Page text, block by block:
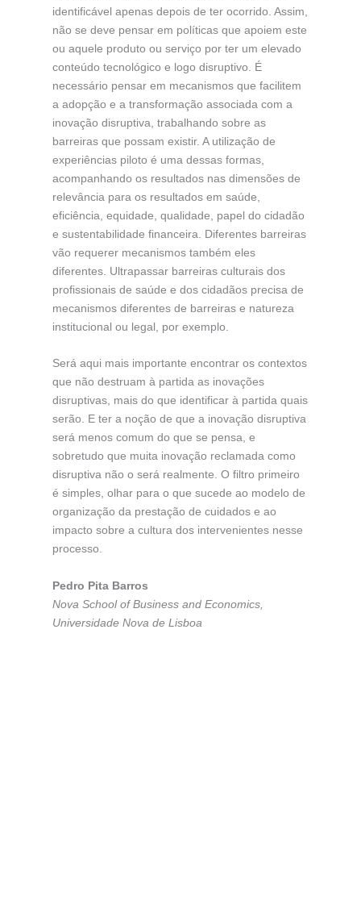
identificável apenas depois de ter ocorrido. Assim,
não se deve pensar em políticas que apoiem este
ou aquele produto ou serviço por ter um elevado
conteúdo tecnológico e logo disruptivo. É
necessário pensar em mecanismos que facilitem
a adopção e a transformação associada com a
inovação disruptiva, trabalhando sobre as
barreiras que possam existir. A utilização de
experiências piloto é uma dessas formas,
acompanhando os resultados nas dimensões de
relevância para os resultados em saúde,
eficiência, equidade, qualidade, papel do cidadão
e sustentabilidade financeira. Diferentes barreiras
vão requerer mecanismos também eles
diferentes. Ultrapassar barreiras culturais dos
profissionais de saúde e dos cidadãos precisa de
mecanismos diferentes de barreiras e natureza
institucional ou legal, por exemplo.
Será aqui mais importante encontrar os contextos
que não destruam à partida as inovações
disruptivas, mais do que identificar à partida quais
serão. E ter a noção de que a inovação disruptiva
será menos comum do que se pensa, e
sobretudo que muita inovação reclamada como
disruptiva não o será realmente. O filtro primeiro
é simples, olhar para o que sucede ao modelo de
organização da prestação de cuidados e ao
impacto sobre a cultura dos intervenientes nesse
processo.
Pedro Pita Barros
Nova School of Business and Economics,
Universidade Nova de Lisboa